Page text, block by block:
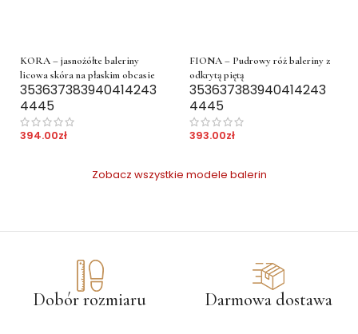
KORA – jasnożółte baleriny
licowa skóra na płaskim obcasie
353637383940414243
4445
394.00zł
FIONA – Pudrowy róż baleriny z
odkrytą piętą
353637383940414243
4445
393.00zł
Zobacz wszystkie modele balerin
Dobór rozmiaru Darmowa dostawa